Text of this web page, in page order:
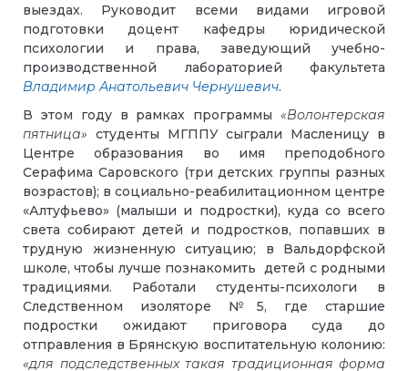
выездах. Руководит всеми видами игровой
подготовки доцент кафедры юридической
психологии и права, заведующий учебно-
производственной лабораторией факультета
Владимир Анатольевич Чернушевич.
В этом году в рамках программы «Волонтерская
пятница» студенты МГППУ сыграли Масленицу в
Центре образования во имя преподобного
Серафима Саровского (три детских группы разных
возрастов); в социально-реабилитационном центре
«Алтуфьево» (малыши и подростки), куда со всего
света собирают детей и подростков, попавших в
трудную жизненную ситуацию; в Вальдорфской
школе, чтобы лучше познакомить детей с родными
традициями. Работали студенты-психологи в
Следственном изоляторе №5, где старшие
подростки ожидают приговора суда до
отправления в Брянскую воспитательную колонию:
«для подследственных такая традиционная форма